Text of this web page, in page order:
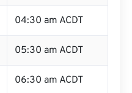
04:30 am ACDT
05:30 am ACDT
06:30 am ACDT